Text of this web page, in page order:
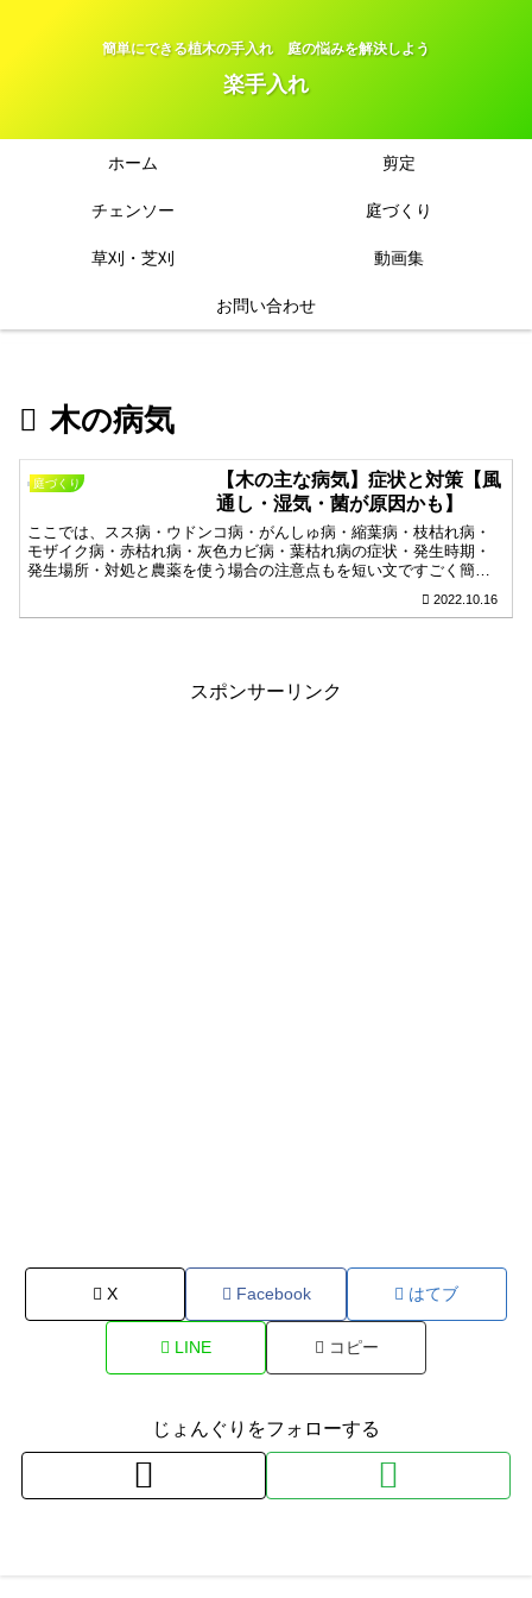
簡単にできる植木の手入れ 庭の悩みを解決しよう
楽手入れ
ホーム 剪定
チェンソー 庭づくり
草刈・芝刈 動画集
お問い合わせ
木の病気
庭づくり
【木の主な病気】症状と対策【風
通し・湿気・菌が原因かも】
ここでは、スス病・ウドンコ病・がんしゅ病・縮葉病・枝枯れ病・
モザイク病・赤枯れ病・灰色カビ病・葉枯れ病の症状・発生時期・
発生場所・対処と農薬を使う場合の注意点もを短い文ですごく簡単
2022.10.16
スポンサーリンク
X Facebook はてブ
LINE コピー
じょんぐりをフォローする